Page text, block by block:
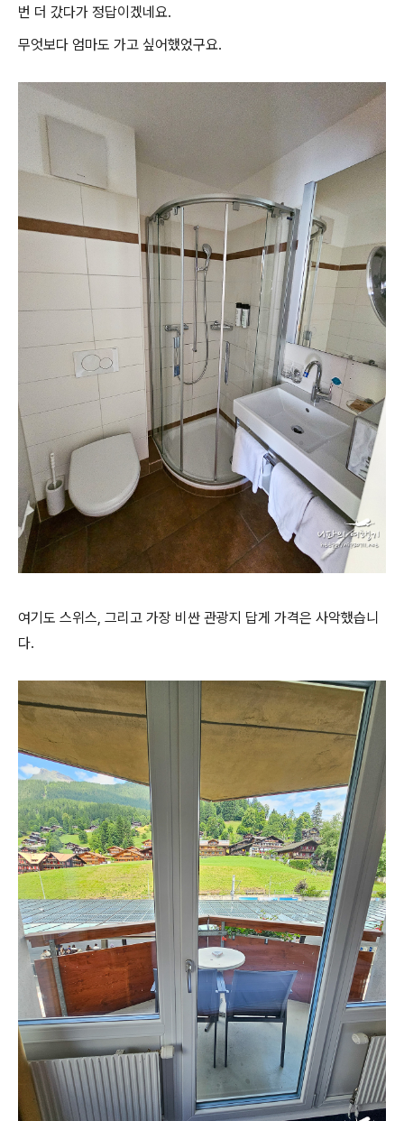
번 더 갔다가 정답이겠네요.
무엇보다 엄마도 가고 싶어했었구요.
여기도 스위스, 그리고 가장 비싼 관광지 답게 가격은 사악했습니
다.